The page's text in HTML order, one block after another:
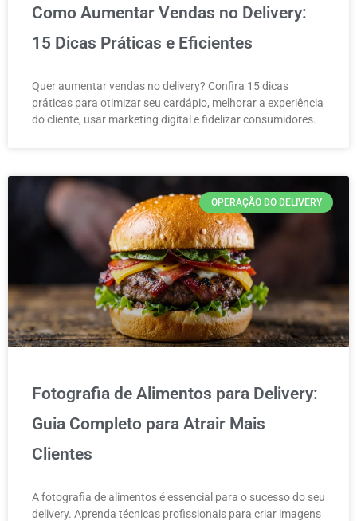
Como Aumentar Vendas no Delivery:
15 Dicas Práticas e Eficientes
Quer aumentar vendas no delivery? Confira 15 dicas
práticas para otimizar seu cardápio, melhorar a experiência
do cliente, usar marketing digital e fidelizar consumidores.
OPERAÇÃO DO DELIVERY
Fotografia de Alimentos para Delivery:
Guia Completo para Atrair Mais
Clientes
A fotografia de alimentos é essencial para o sucesso do seu
delivery. Aprenda técnicas profissionais para criar imagens